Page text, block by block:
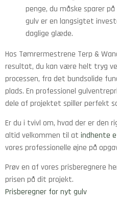
penge, du måske sparer
gulv er en langsigtet
daglige glæde.
Hos Tømrermestrene Terp &
resultat, du kan være helt tryg
processen, fra det bundsolide
plads. En professionel
dele af projektet spiller perfekt
Er du i tvivl om, hvad der er den
altid velkommen til at indhente
vores professionelle øjne på
Prøv en af vores prisberegnere
prisen på dit projekt.
Prisberegner for nyt gulv